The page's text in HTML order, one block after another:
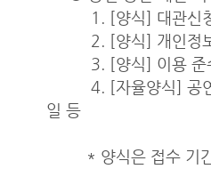
1. [양식] 대관신
2. [양식] 개인정보
3. [양식] 이용 준수
4. [자율양식] 공연
일 등
* 양식은 접수 기간